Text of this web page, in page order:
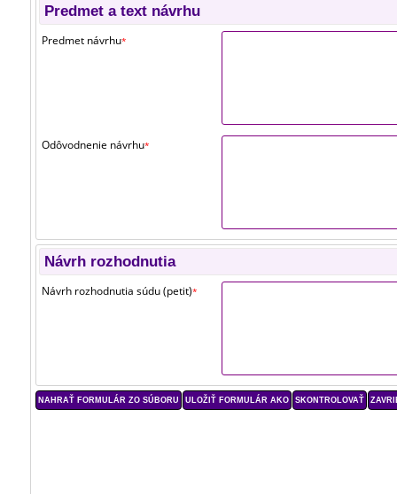
Predmet a text návrhu
Predmet návrhu*
Odôvodnenie návrhu*
Návrh rozhodnutia
Návrh rozhodnutia súdu (petit)*